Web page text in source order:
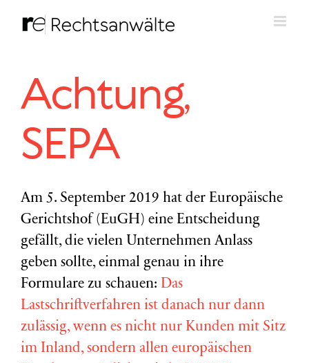
Inhalt
Achtung,
SEPA
Am 5. September 2019 hat der Europäische
Gerichtshof (EuGH) eine Entscheidung
gefällt, die vielen Unternehmen Anlass
geben sollte, einmal genau in ihre
Formulare zu schauen: Das
Lastschriftverfahren ist danach nur dann
zulässig, wenn es nicht nur Kunden mit Sitz
im Inland, sondern allen europäischen